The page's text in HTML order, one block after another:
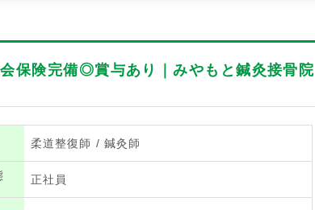
保険完備◎賞与あり｜みやもと鍼灸接骨院
柔道整復師 / 鍼灸師
正社員